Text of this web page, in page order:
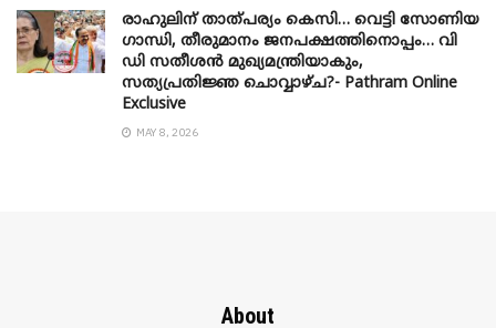
രാഹുലിന് താത്പര്യം കെസി… വെട്ടി സോണിയ
​ഗാന്ധി, തീരുമാനം ജനപക്ഷത്തിനൊപ്പം… വി
ഡി സതീശൻ മുഖ്യമന്ത്രിയാകും,
സത്യപ്രതിജ്ഞ ചൊവ്വാഴ്ച?- Pathram Online
Exclusive
MAY 8, 2026
About